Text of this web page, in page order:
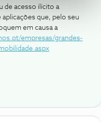
de acesso ilícito a
que, pelo seu
em causa a
empresas/grandes-